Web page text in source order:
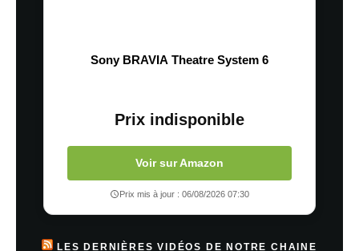
Sony BRAVIA Theatre System 6
Prix indisponible
Voir sur Amazon
Prix mis à jour : 06/08/2026 07:30
LES DERNIÈRES VIDÉOS DE NOTRE CHAINE